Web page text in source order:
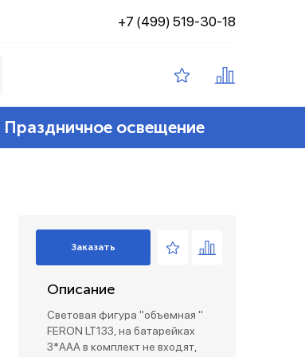
+7 (499) 519-30-18
Праздничное освещение
Заказать
Описание
Световая фигура "объемная "
FERON LT133, на батарейках
3*AAA в комплект не входят,